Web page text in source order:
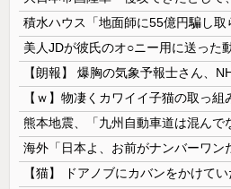
【朗報】 爆胸の気象予報士さん、
【ｗ】物凄くカワイイ子猫の取っ組